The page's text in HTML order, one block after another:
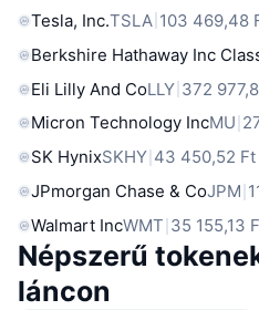
Tesla, Inc.TSLA 103 469,48
Berkshire Hathaway Inc
Eli Lilly And CoLLY 372
Micron Technology IncMU
SK HynixSKHY 43 450,52 Ft
JPmorgan Chase & CoJPM
Walmart IncWMT 35 155,13
Népszerű
láncon